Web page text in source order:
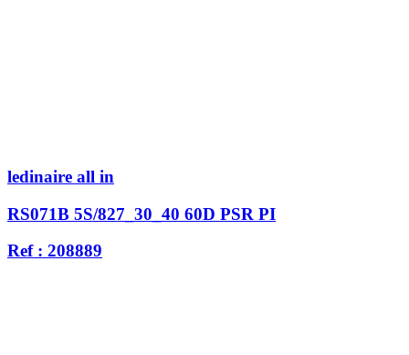
ledinaire all in
RS071B 5S/827_30_40 60D PSR PI
Ref : 208889